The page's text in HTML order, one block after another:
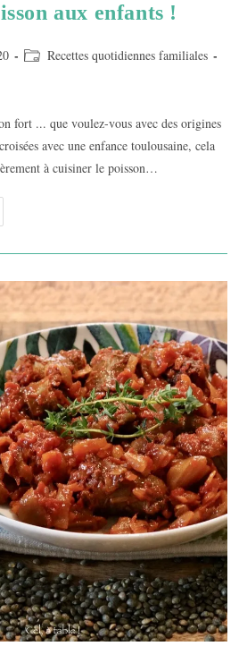
aux enfants !
Post Recettes quotidiennes familiales
fort ... que voulez-vous avec des origines
avec une enfance toulousaine, cela
à cuisiner le poisson…